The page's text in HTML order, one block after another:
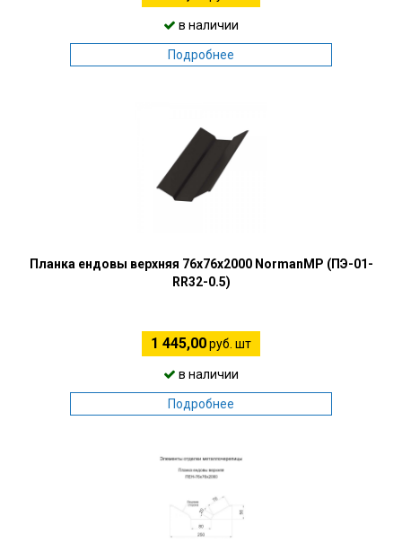
в наличии
Подробнее
Планка ендовы верхняя 76х76х2000 NormanMP (ПЭ-01-
RR32-0.5)
1 445,00руб. шт
в наличии
Подробнее